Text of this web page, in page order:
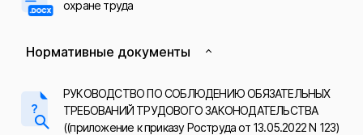
охране труда
Нормативные документы
РУКОВОДСТВО ПО СОБЛЮДЕНИЮ ОБЯЗАТЕЛЬНЫХ
ТРЕБОВАНИЙ ТРУДОВОГО ЗАКОНОДАТЕЛЬСТВА
((приложение к приказу Роструда от 13.05.2022 N 123)